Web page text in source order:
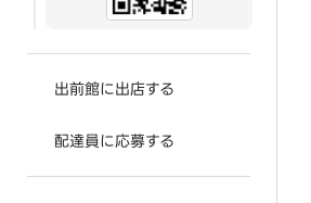
出前館に出店する
配達員に応募する